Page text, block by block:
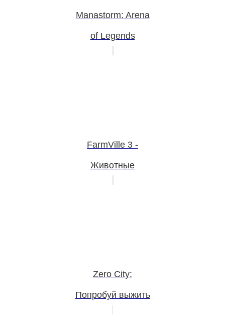
Manastorm: Arena
of Legends
FarmVille 3 -
Животные
Zero City:
Попробуй выжить